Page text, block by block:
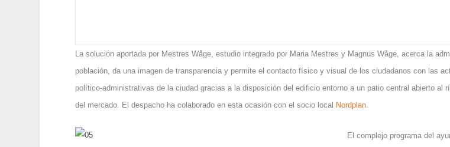
La solución aportada por Mestres Wåge, estudio integrado por Maria Mestres y Magnus Wåge, acerca la
población, da una imagen de transparencia y permite el contacto físico y visual de los ciudadanos con las
político-administrativas de la ciudad gracias a la disposición del edificio entorno a un patio central abierto al
del mercado. El despacho ha colaborado en esta ocasión con el socio local Nordplan.
El complejo programa del